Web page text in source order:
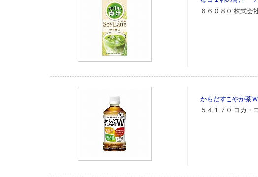
６６０８０ 株式会
からだすこやか茶
５４１７０ コカ・